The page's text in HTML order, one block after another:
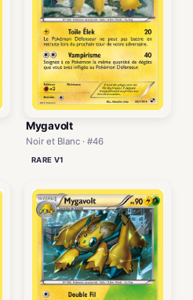
Mygavolt
Noir et Blanc · #46
RARE V1